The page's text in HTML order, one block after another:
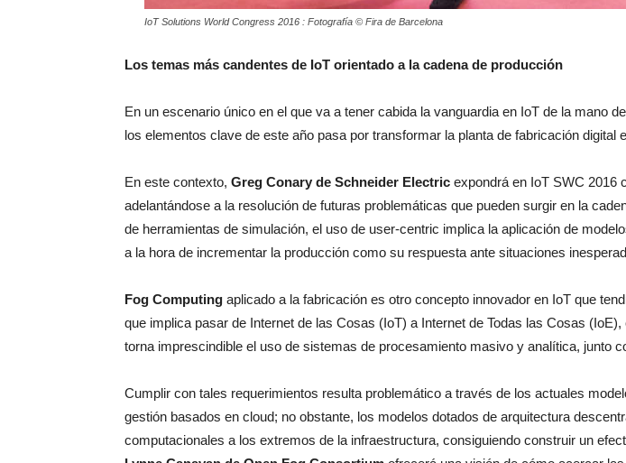
IoT Solutions World Congress 2016 : Fotografía © Fira de Barcelona
Los temas más candentes de IoT orientado a la cadena de producción
En un escenario único en el que va a tener cabida la vanguardia en IoT de la mano
los elementos clave de este año pasa por transformar la planta de fabricación digital
En este contexto, Greg Conary de Schneider Electric expondrá en IoT SWC 2016
adelantándose a la resolución de futuras problemáticas que pueden surgir en la
de herramientas de simulación, el uso de user-centric implica la aplicación de
a la hora de incrementar la producción como su respuesta ante situaciones
Fog Computing aplicado a la fabricación es otro concepto innovador en IoT que
que implica pasar de Internet de las Cosas (IoT) a Internet de Todas las Cosas
torna imprescindible el uso de sistemas de procesamiento masivo y analítica, junto
Cumplir con tales requerimientos resulta problemático a través de los actuales
gestión basados en cloud; no obstante, los modelos dotados de arquitectura
computacionales a los extremos de la infraestructura, consiguiendo construir un